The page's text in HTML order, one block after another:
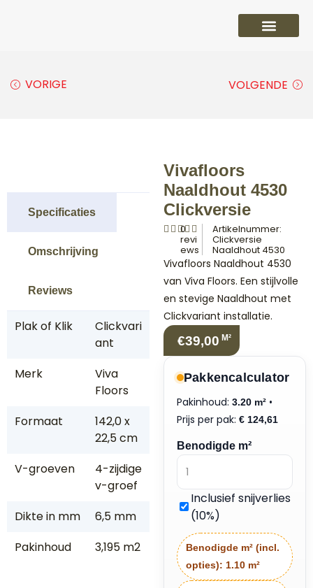
VORIGE VOLGENDE
Specificaties
Omschrijving
Reviews
Plak of Klik
Clickvari
ant
Merk
Viva
Floors
Formaat
142,0 x
22,5 cm
V-groeven
4-zijdige
v-groef
Dikte in mm
6,5 mm
Pakinhoud
3,195 m2
Vivafloors
Naaldhout 4530
Clickversie
0
revi
ews
Artikelnummer:
Clickversie
Naaldhout 4530
Vivafloors Naaldhout 4530
van Viva Floors. Een stijlvolle
en stevige Naaldhout met
Clickvariant installatie.
€39,00 M²
Pakkencalculator
Pakinhoud: 3.20 m² •
Prijs per pak: € 124,61
Benodigde m²
Inclusief snijverlies
(10%)
Benodigde m² (incl.
opties): 1.10 m²